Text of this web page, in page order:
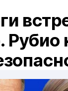
Рубио